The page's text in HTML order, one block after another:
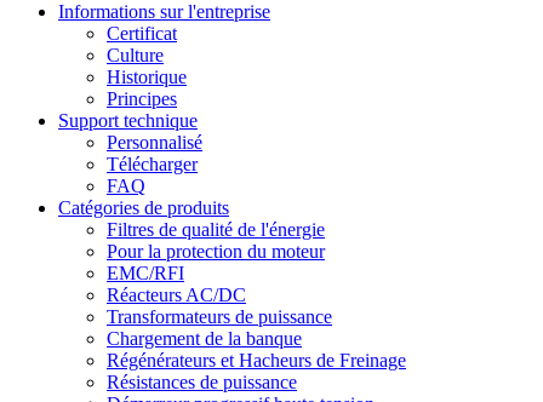
Informations sur l'entreprise
Certificat
Culture
Historique
Principes
Support technique
Personnalisé
Télécharger
FAQ
Catégories de produits
Filtres de qualité de l'énergie
Pour la protection du moteur
EMC/RFI
Réacteurs AC/DC
Transformateurs de puissance
Chargement de la banque
Régénérateurs et Hacheurs de Freinage
Résistances de puissance